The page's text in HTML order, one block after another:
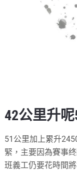
42公里升
51公里加上累升
緊，主要因為賽事
班義工仍要花時間